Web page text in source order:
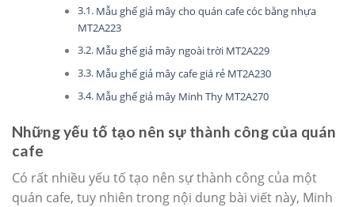
Mẫu ghế giả mây cho quán cafe cóc bằng nhựa
MT2A223
Mẫu ghế giả mây ngoài trời MT2A229
Mẫu ghế giả mây cafe giá rẻ MT2A230
Mẫu ghế giả mây Minh Thy MT2A270
Những yếu tố tạo nên sự thành công của quán
cafe
Có rất nhiều yếu tố tạo nên sự thành công của một
quán cafe, tuy nhiên trong nội dung bài viết này, Minh